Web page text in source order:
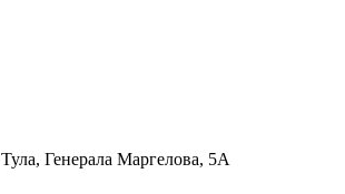
Тула, Генерала Маргелова, 5А